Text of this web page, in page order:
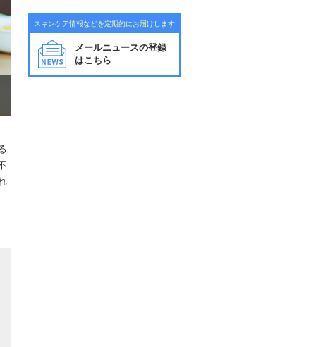
スキンケア情報などを定期的にお届けします
メールニュースの登録
はこちら